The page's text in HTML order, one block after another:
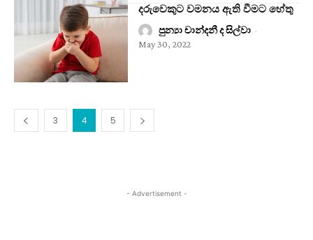
දරුවෙකුට වමනය ඇති වීමට හේතු
පුන්‍යා චාන්දනී ද සිල්වා -
May 30, 2022
3 4 5
- Advertisement -